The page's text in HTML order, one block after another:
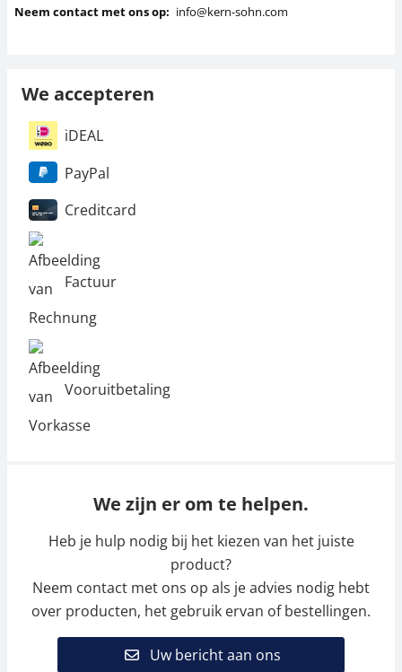
Neem contact met ons op: info@kern-sohn.com
We accepteren
iDEAL
PayPal
Creditcard
Factuur
Vooruitbetaling
We zijn er om te helpen.
Heb je hulp nodig bij het kiezen van het juiste
product?
Neem contact met ons op als je advies nodig hebt
over producten, het gebruik ervan of bestellingen.
Uw bericht aan ons